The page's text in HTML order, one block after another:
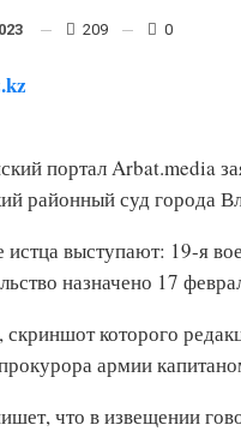
209 0
портал Arbat.media
районный суд города
истца выступают: 19-я
назначено 17
которого
армии
что в извещении